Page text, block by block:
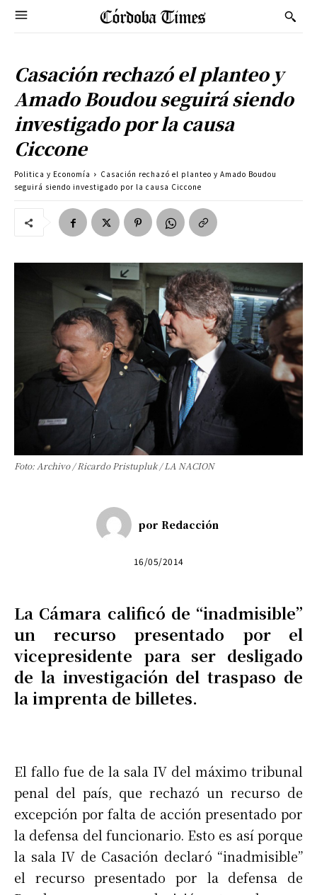
Casación rechazó el planteo y
Amado Boudou seguirá siendo
investigado por la causa
Ciccone
Politica y Economía
Casación rechazó el planteo y Amado Boudou
seguirá siendo investigado por la causa Ciccone
Foto: Archivo / Ricardo Pristupluk / LA NACION
por Redacción
16/05/2014
La Cámara calificó de “inadmisible”
un recurso presentado por el
vicepresidente para ser desligado
de la investigación del traspaso de
la imprenta de billetes.
El fallo fue de la sala IV del máximo tribunal
penal del país, que rechazó un recurso de
excepción por falta de acción presentado por
la defensa del funcionario. Esto es así porque
la sala IV de Casación declaró “inadmisible”
el recurso presentado por la defensa de